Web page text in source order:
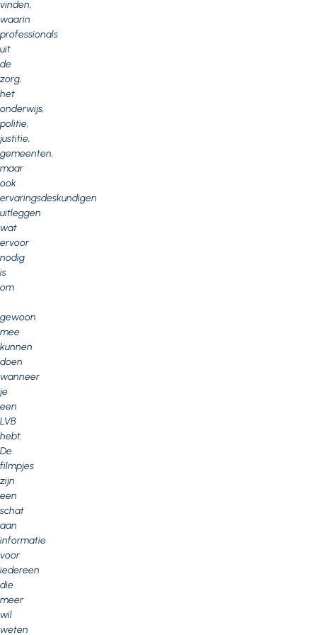
vinden,
waarin
professionals
uit
de
zorg,
het
onderwijs,
politie,
justitie,
gemeenten,
maar
ook
ervaringsdeskundigen
uitleggen
wat
ervoor
nodig
is
om
gewoon
mee
kunnen
doen
wanneer
je
een
LVB
hebt.
De
filmpjes
zijn
een
schat
aan
informatie
voor
iedereen
die
meer
wil
weten